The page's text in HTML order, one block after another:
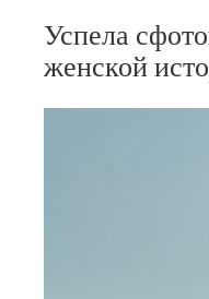
Успела
женской